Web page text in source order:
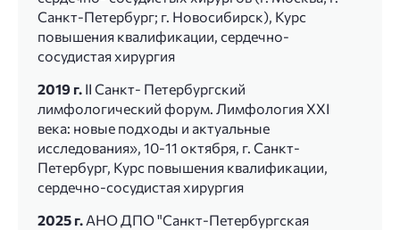
Санкт-Петербург; г. Новосибирск), Курс
повышения квалификации, сердечно-
сосудистая хирургия
2019 г. II Санкт- Петербургский
лимфологический форум. Лимфология XXI
века: новые подходы и актуальные
исследования», 10-11 октября, г. Санкт-
Петербург, Курс повышения квалификации,
сердечно-сосудистая хирургия
2025 г. АНО ДПО "Санкт-Петербургская